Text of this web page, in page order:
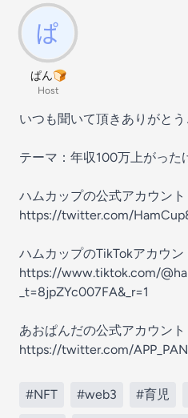
ぱん🍞
Host
いつも聞いて頂きありがと
テーマ：年収100万上がっ
ハムカップの公式アカウント
https://twitter.com/
ハムカップのTikTokアカウン
https://www.tiktok.com/
_t=8jpZYc007FA&_r=1
あおぱんだの公式アカウント
https://twitter.com/
#NFT #web3 #育児